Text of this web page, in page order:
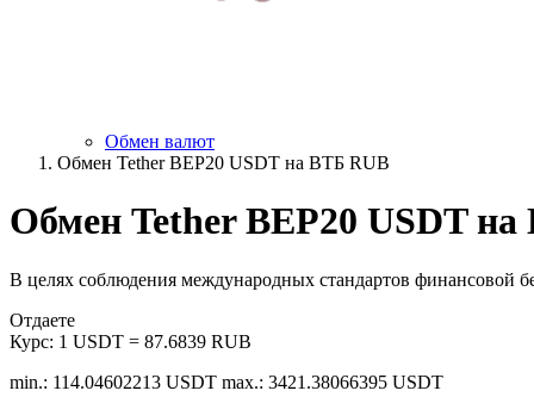
Обмен валют
Обмен Tether BEP20 USDT на ВТБ RUB
Обмен Tether BEP20 USDT
В целях соблюдения международных стандартов финансовой
Отдаете
Курс: 1 USDT = 87.6839 RUB
min.: 114.04602213 USDT max.: 3421.38066395 USDT